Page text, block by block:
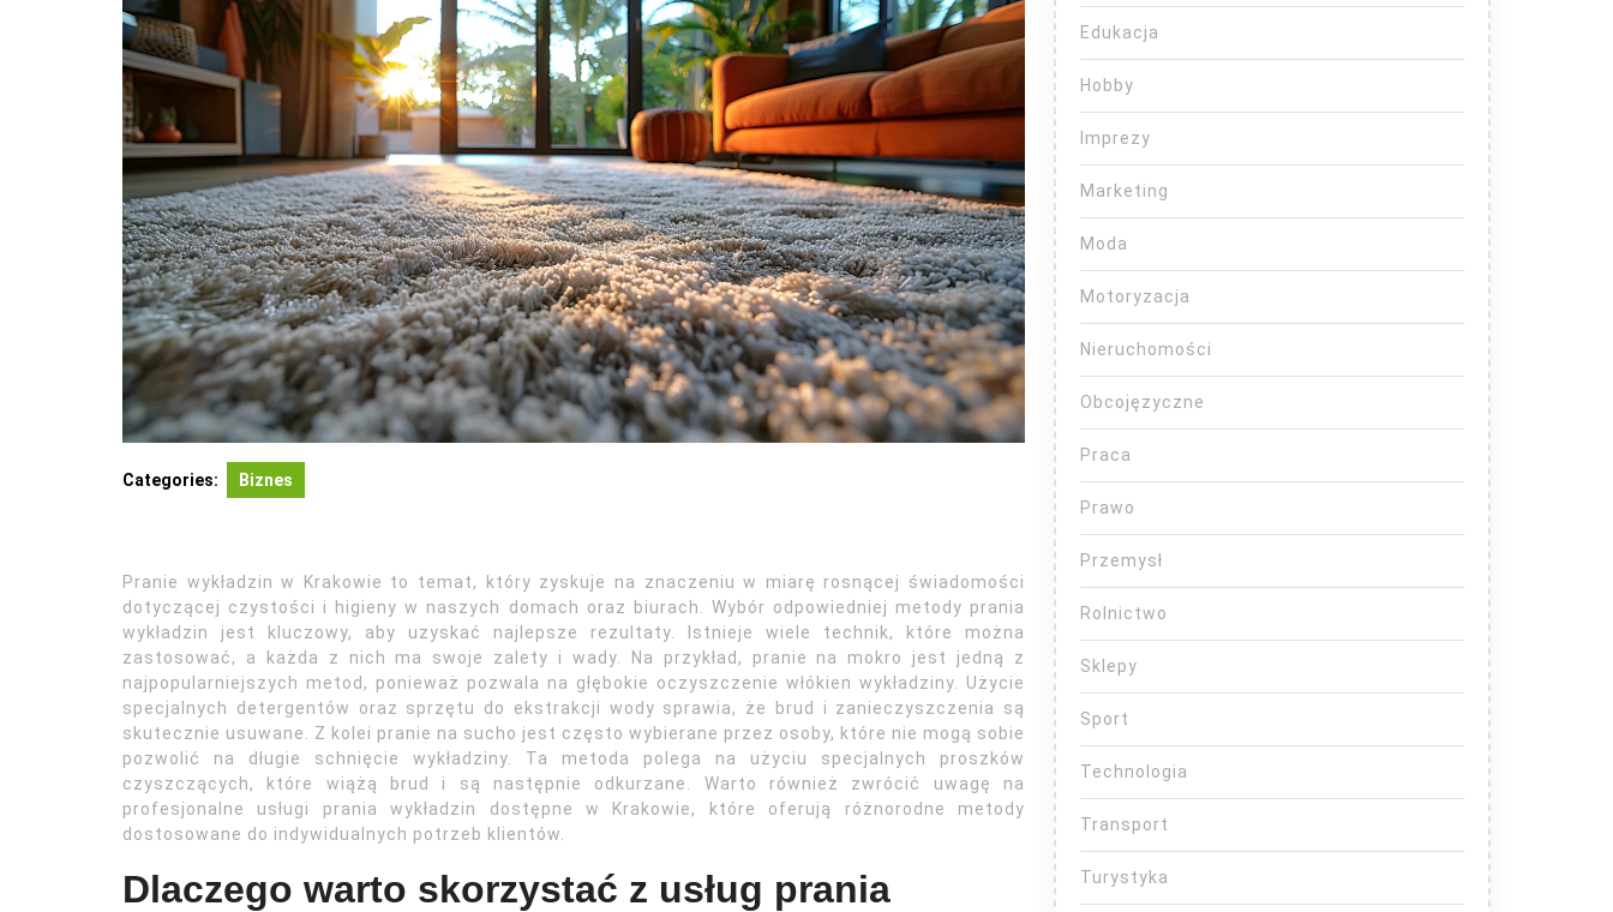
Categories: Biznes
Pranie wykładzin w Krakowie to temat, który zyskuje na znaczeniu w miarę rosnącej świadomości
dotyczącej czystości i higieny w naszych domach oraz biurach. Wybór odpowiedniej metody prania
wykładzin jest kluczowy, aby uzyskać najlepsze rezultaty. Istnieje wiele technik, które można
zastosować, a każda z nich ma swoje zalety i wady. Na przykład, pranie na mokro jest jedną z
najpopularniejszych metod, ponieważ pozwala na głębokie oczyszczenie włókien wykładziny. Użycie
specjalnych detergentów oraz sprzętu do ekstrakcji wody sprawia, że brud i zanieczyszczenia są
skutecznie usuwane. Z kolei pranie na sucho jest często wybierane przez osoby, które nie mogą sobie
pozwolić na długie schnięcie wykładziny. Ta metoda polega na użyciu specjalnych proszków
czyszczących, które wiążą brud i są następnie odkurzane. Warto również zwrócić uwagę na
profesjonalne usługi prania wykładzin dostępne w Krakowie, które oferują różnorodne metody
dostosowane do indywidualnych potrzeb klientów.
Dlaczego warto skorzystać z usług prania
Edukacja
Hobby
Imprezy
Marketing
Moda
Motoryzacja
Nieruchomości
Obcojęzyczne
Praca
Prawo
Przemysł
Rolnictwo
Sklepy
Sport
Technologia
Transport
Turystyka